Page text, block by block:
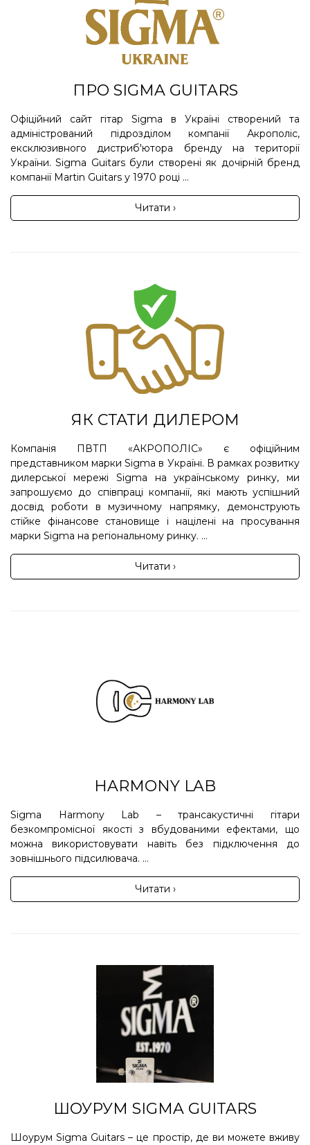
ПРО SIGMA GUITARS
Офіційний сайт гітар Sigma в Україні створений та
адміністрований підрозділом компанії Акрополіс,
ексклюзивного дистриб'ютора бренду на території
України. Sigma Guitars були створені як дочірній бренд
компанії Martin Guitars у 1970 році ...
Читати ›
ЯК СТАТИ ДИЛЕРОМ
Компанія ПВТП «АКРОПОЛІС» є офіційним
представником марки Sigma в Україні. В рамках розвитку
дилерської мережі Sigma на українському ринку, ми
запрошуємо до співпраці компанії, які мають успішний
досвід роботи в музичному напрямку, демонструють
стійке фінансове становище і націлені на просування
марки Sigma на регіональному ринку. ...
Читати ›
HARMONY LAB
Sigma Harmony Lab – трансакустичні гітари
безкомпромісної якості з вбудованими ефектами, що
можна використовувати навіть без підключення до
зовнішнього підсилювача. ...
Читати ›
ШОУРУМ SIGMA GUITARS
Шоурум Sigma Guitars – це простір, де ви можете вживу